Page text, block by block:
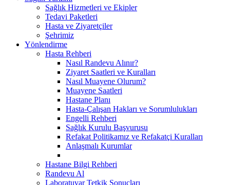
Sağlık Hizmetleri ve Ekipler
Tedavi Paketleri
Hasta ve Ziyaretçiler
Şehrimiz
Yönlendirme
Hasta Rehberi
Nasıl Randevu Alınır?
Ziyaret Saatleri ve Kuralları
Nasıl Muayene Olurum?
Muayene Saatleri
Hastane Planı
Hasta-Çalışan Hakları ve Sorumlulukları
Engelli Rehberi
Sağlık Kurulu Başvurusu
Refakat Politikamız ve Refakatçi Kuralları
Anlaşmalı Kurumlar
Hastane Bilgi Rehberi
Randevu Al
Laboratuvar Tetkik Sonuçları